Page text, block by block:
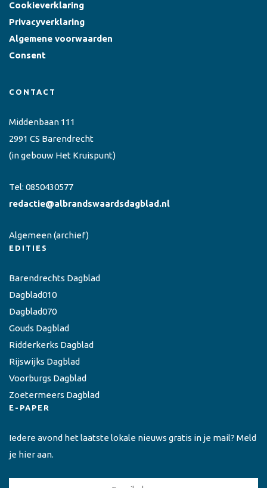
Cookieverklaring
Privacyverklaring
Algemene voorwaarden
Consent
CONTACT
Middenbaan 111
2991 CS Barendrecht
(in gebouw Het Kruispunt)
Tel: 0850430577
redactie@albrandswaardsdagblad.nl
Algemeen(archief)
EDITIES
Barendrechts Dagblad
Dagblad010
Dagblad070
Gouds Dagblad
Ridderkerks Dagblad
Rijswijks Dagblad
Voorburgs Dagblad
Zoetermeers Dagblad
E-PAPER
Iedere avond het laatste lokale nieuws gratis in je mail? Meld
je hier aan.